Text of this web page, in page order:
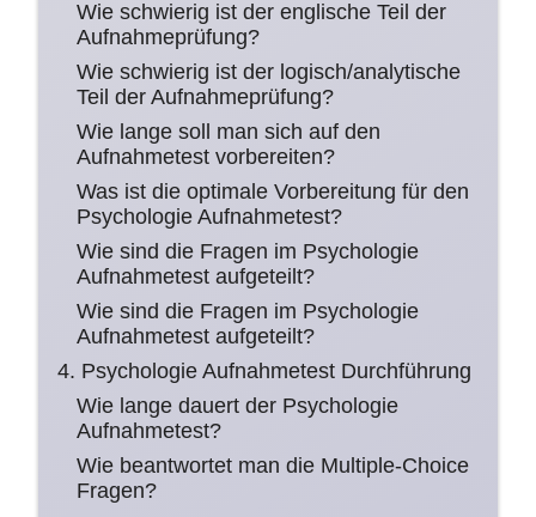
Wie schwierig ist der englische Teil der
Aufnahmeprüfung?
Wie schwierig ist der logisch/analytische
Teil der Aufnahmeprüfung?
Wie lange soll man sich auf den
Aufnahmetest vorbereiten?
Was ist die optimale Vorbereitung für den
Psychologie Aufnahmetest?
Wie sind die Fragen im Psychologie
Aufnahmetest aufgeteilt?
Wie sind die Fragen im Psychologie
Aufnahmetest aufgeteilt?
4. Psychologie Aufnahmetest Durchführung
Wie lange dauert der Psychologie
Aufnahmetest?
Wie beantwortet man die Multiple-Choice
Fragen?